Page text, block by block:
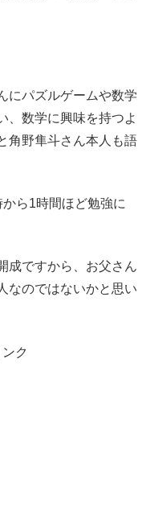
にパズルゲームや数学
、数学に興味を持つよ
角野隼斗さん本人も語
ら1時間ほど勉強に
成ですから、お父さん
なのではないかと思い
ク